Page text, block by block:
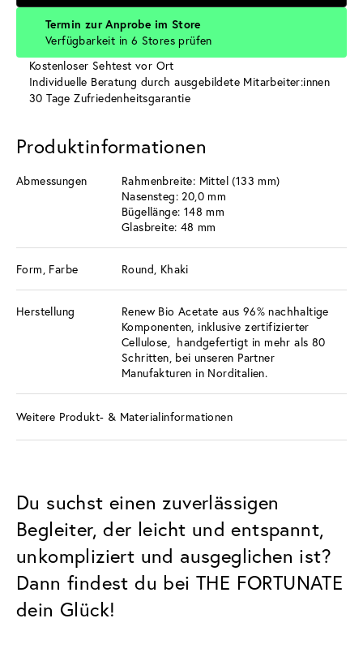
Termin zur Anprobe im Store
Verfügbarkeit in 6 Stores prüfen
Kostenloser Sehtest vor Ort
Individuelle Beratung durch ausgebildete Mitarbeiter:innen
30 Tage Zufriedenheitsgarantie
Produktinformationen
Abmessungen
Rahmenbreite: Mittel (133 mm)
Nasensteg: 20,0 mm
Bügellänge: 148 mm
Glasbreite: 48 mm
Form, Farbe Round, Khaki
Herstellung
Renew Bio Acetate aus 96% nachhaltige
Komponenten, inklusive zertifizierter
Cellulose, handgefertigt in mehr als 80
Schritten, bei unseren Partner
Manufakturen in Norditalien.
Weitere Produkt- & Materialinformationen
Du suchst einen zuverlässigen
Begleiter, der leicht und entspannt,
unkompliziert und ausgeglichen ist?
Dann findest du bei THE FORTUNATE
dein Glück!